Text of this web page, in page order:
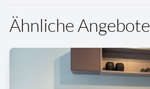
Ähnliche Angebote